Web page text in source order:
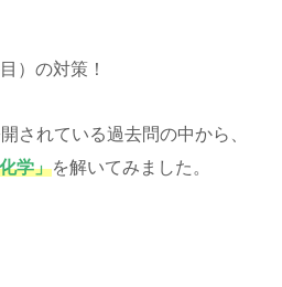
）の対策！
されている過去問の中から、
学」を解いてみました。